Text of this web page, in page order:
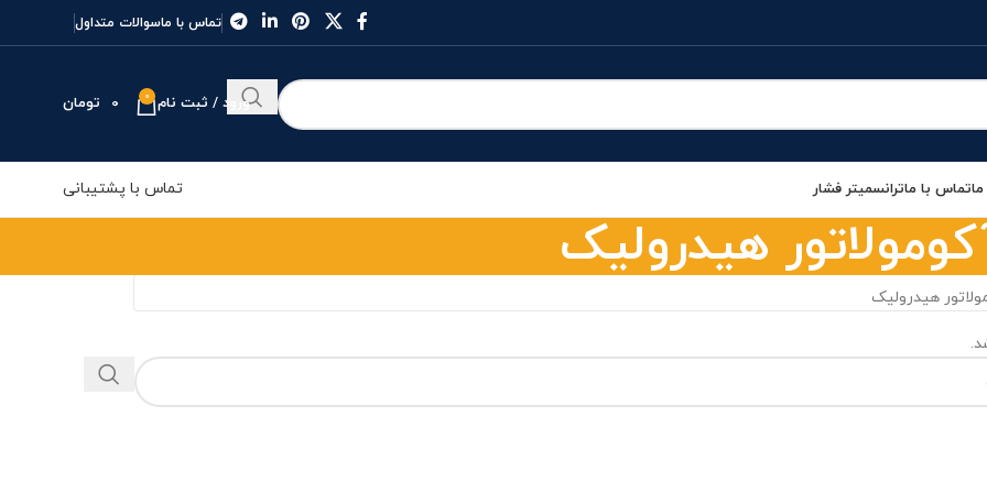
تماس با ماسوالات متداول
ورود / ثبت نام 0
0 تومان
ماتماس با ماترانسمیتر فشار تماس با پشتیبانی
هیدرولیک
هیدرولیک